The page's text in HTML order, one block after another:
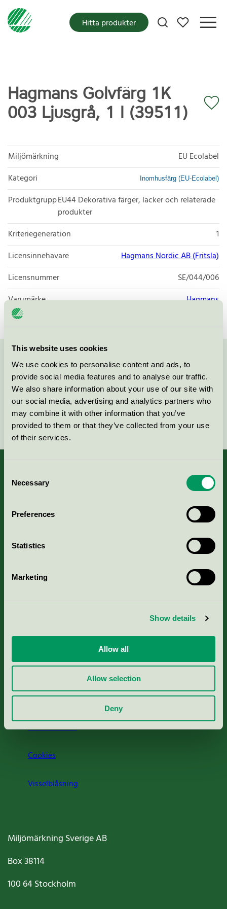
This website uses cookies
We use cookies to personalise content and ads, to
provide social media features and to analyse our traffic.
We also share information about your use of our site with
our social media, advertising and analytics partners who
may combine it with other information that you’ve
provided to them or that they’ve collected from your use
of their services.
Selection
Necessary
Preferences
Statistics
Marketing
Show details
Allow all
Allow selection
Deny
Mina favoriter
Hitta produkter
Hagmans Golvfärg 1K
003 Ljusgrå, 1 l (39511)
Miljömärkning
EU Ecolabel
Kategori
Inomhusfärg (EU-Ecolabel)
ProduktgruppEU44 Dekorativa färger, lacker och relaterade
produkter
Kriteriegeneration
1
Licensinnehavare
Hagmans Nordic AB (Fritsla)
Licensnummer
SE/044/006
Varumärke
Hagmans
Kontakta oss på08-55 55 24 00eller via formuläret:
Fortsätt
Portal för massa, papper & tryckerier
Press
Om oss
Jobba hos oss
Cookies
Visselblåsning
Miljömärkning Sverige AB
Box38114
100 64Stockholm